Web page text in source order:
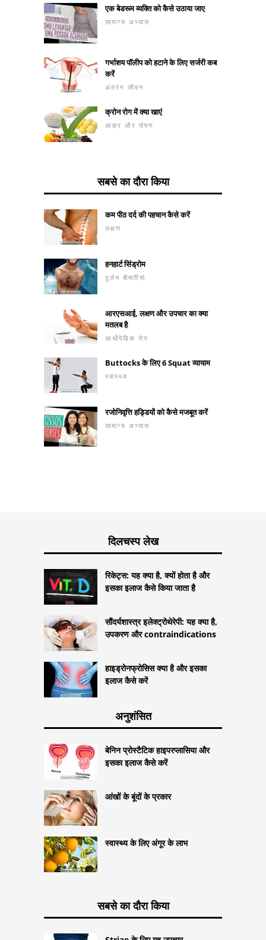
एक बेडरूम व्यक्ति को कैसे उठाया जाए
सामान्य अभ्यास
गर्भाशय पॉलीप को हटाने के लिए सर्जरी कब
करें
अंतरंग जीवन
क्रोन रोग में क्या खाएं
आहार और पोषण
सबसे का दौरा किया
कम पीठ दर्द की पहचान कैसे करें
लक्षण
हनहार्ट सिंड्रोम
दुर्लभ बीमारियां
आरएसआई, लक्षण और उपचार का क्या
मतलब है
आर्थोपेडिक रोग
Buttocks के लिए 6 Squat व्यायाम
स्वास्थ्य
रजोनिवृत्ति हड्डियों को कैसे मजबूत करें
सामान्य अभ्यास
दिलचस्प लेख
रिकेट्स: यह क्या है, क्यों होता है और
इसका इलाज कैसे किया जाता है
सौंदर्यशास्त्र इलेक्ट्रोथेरेपी: यह क्या है,
उपकरण और contraindications
हाइड्रोनफ्रोसिस क्या है और इसका
इलाज कैसे करें
अनुशंसित
बेनिन प्रोस्टैटिक हाइपरप्लासिया और
इसका इलाज कैसे करें
आंखों के बूंदों के प्रकार
स्वास्थ्य के लिए अंगूर के लाभ
सबसे का दौरा किया